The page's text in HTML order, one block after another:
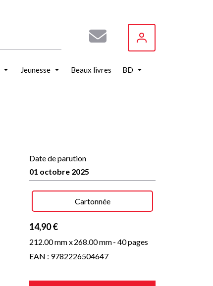
Jeunesse Beaux livres BD
Date de parution
01 octobre 2025
Cartonnée
14,90 €
212.00 mm x268.00 mm- 40 pages
EAN : 9782226504647